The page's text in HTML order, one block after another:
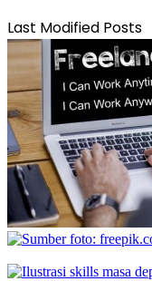
Last Modified Posts